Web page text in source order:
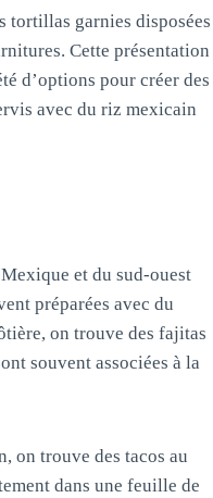
tortillas garnies disposées
Cette présentation
d’options pour créer des
avec du riz mexicain
et du sud-ouest
préparées avec du
on trouve des fajitas
souvent associées à la
on trouve des tacos au
dans une feuille de